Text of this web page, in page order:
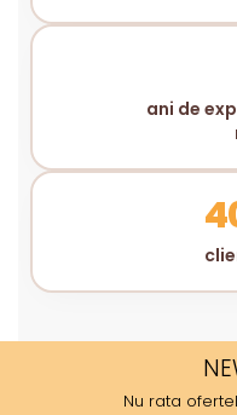
ani de
Nu rata